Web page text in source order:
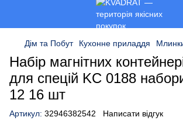
Дім та Побут Кухонне приладдя
Набір магнітних
для спецій KC 0188
12 16 шт
Артикул: 32946382542 Написати відгук